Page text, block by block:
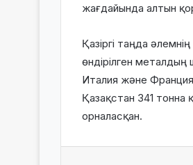
жағдайында алтын
Қазіргі таңда
өндірілген
Италия және Франция
Қазақстан 341
орналасқан.